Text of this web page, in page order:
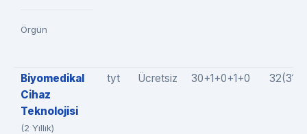
Örgün
Biyomedikal
Cihaz
Teknolojisi
(2 Yıllık)
tyt Ücretsiz 30+1+0+1+0